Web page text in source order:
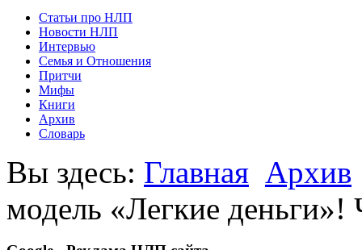
Статьи про НЛП
Новости НЛП
Интервью
Семья и Отношения
Притчи
Мифы
Книги
Архив
Словарь
Вы здесь: Главная Архив
модель «Легкие деньги»!